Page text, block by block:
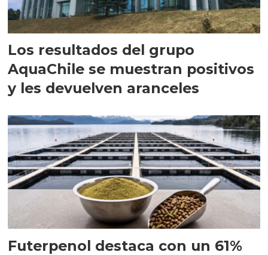
Los resultados del grupo
AquaChile se muestran positivos
y les devuelven aranceles
Futerpenol destaca con un 61%